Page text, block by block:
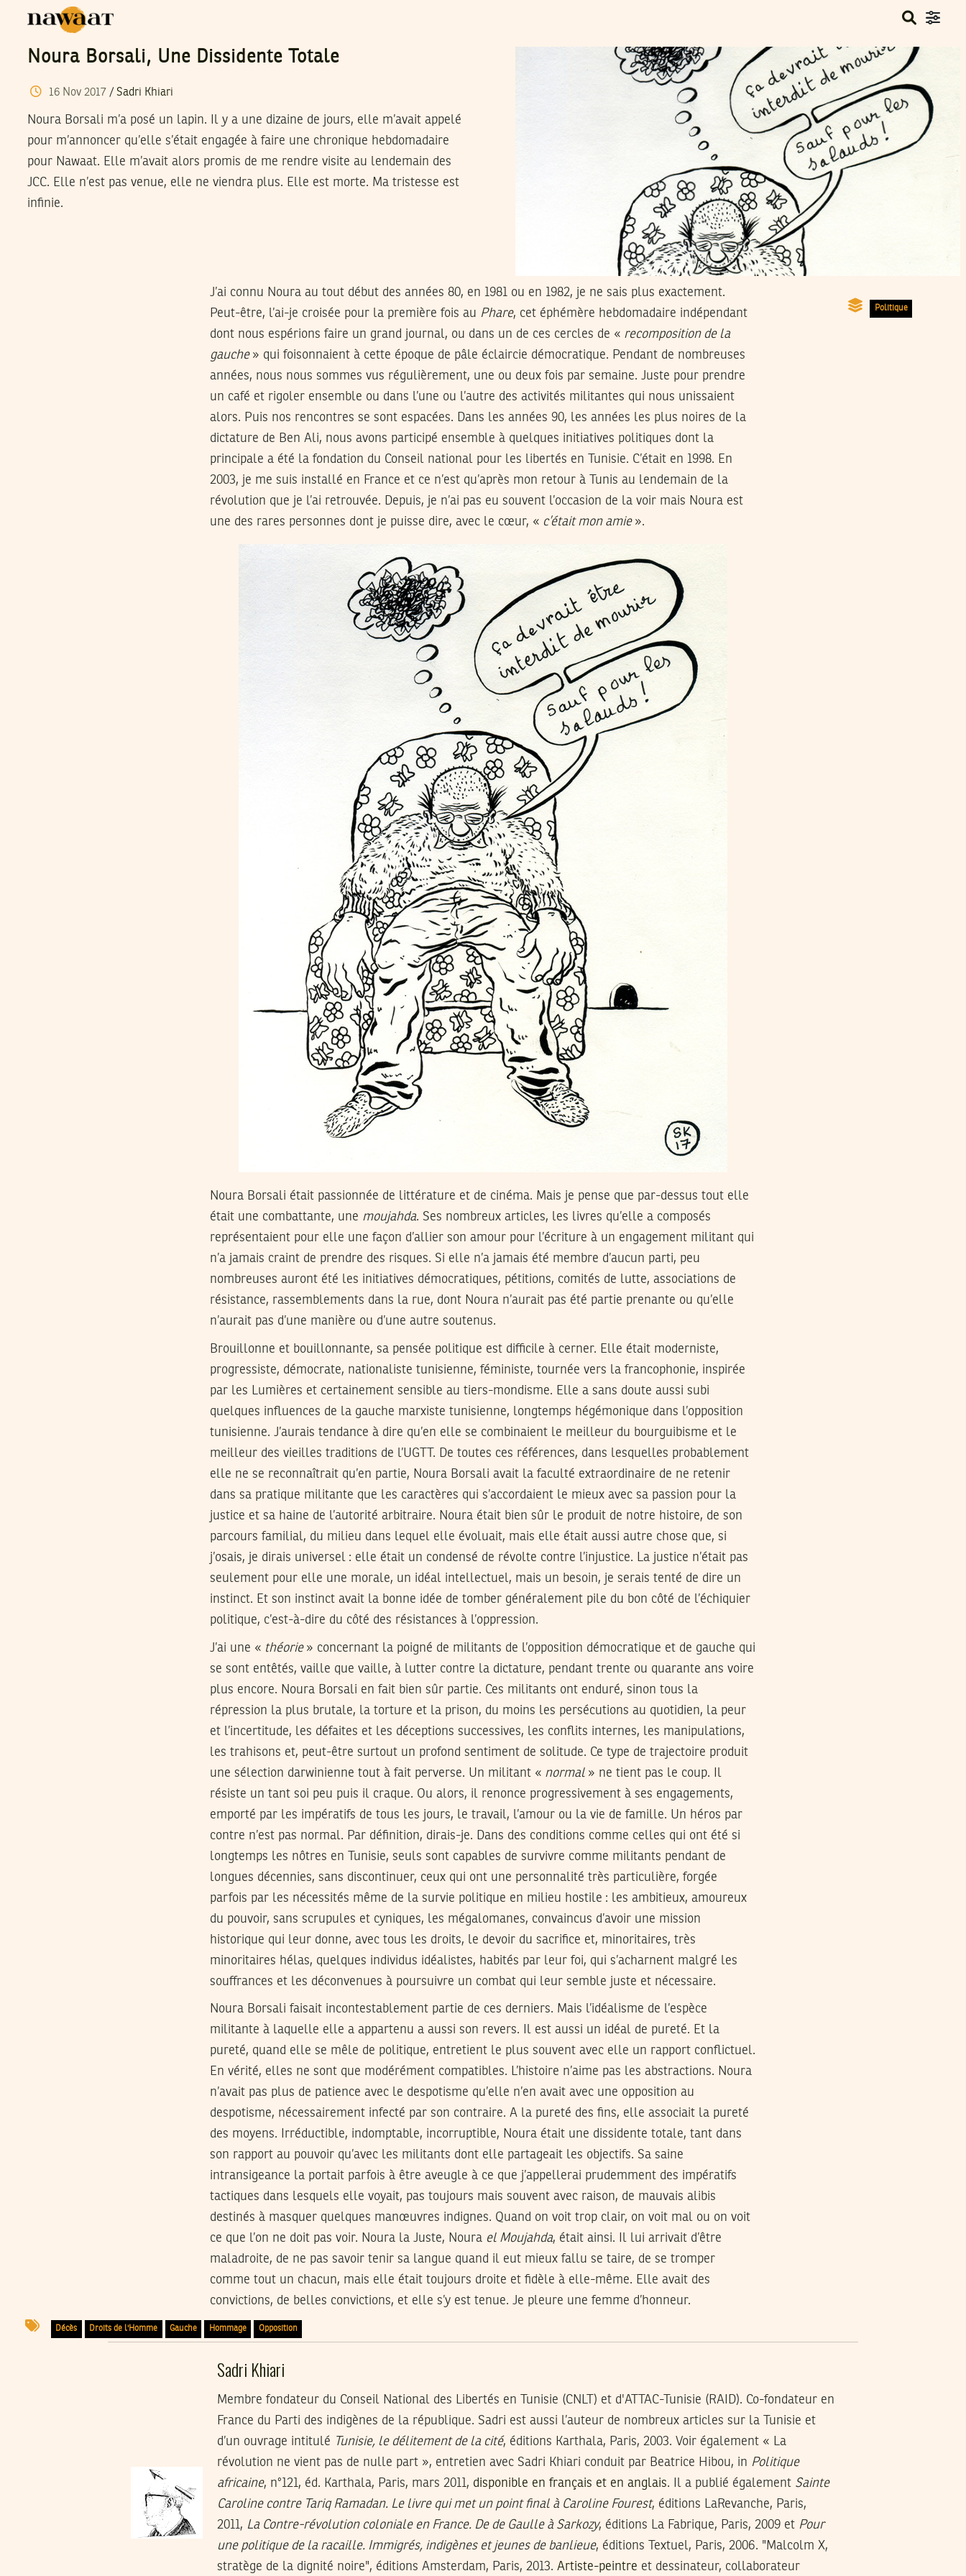
Noura Borsali, Une Dissidente Totale
16 Nov 2017/ Sadri Khiari
Noura Borsali m’a posé un lapin. Il y a une dizaine de jours, elle m’avait appelé
pour m’annoncer qu’elle s’était engagée à faire une chronique hebdomadaire
pour Nawaat. Elle m’avait alors promis de me rendre visite au lendemain des
JCC. Elle n’est pas venue, elle ne viendra plus. Elle est morte. Ma tristesse est
infinie.
Politique
J’ai connu Noura au tout début des années 80, en 1981 ou en 1982, je ne sais plus exactement.
Peut-être, l’ai-je croisée pour la première fois au Phare, cet éphémère hebdomadaire indépendant
dont nous espérions faire un grand journal, ou dans un de ces cercles de « recomposition de la
gauche» qui foisonnaient à cette époque de pâle éclaircie démocratique. Pendant de nombreuses
années, nous nous sommes vus régulièrement, une ou deux fois par semaine. Juste pour prendre
un café et rigoler ensemble ou dans l’une ou l’autre des activités militantes qui nous unissaient
alors. Puis nos rencontres se sont espacées. Dans les années 90, les années les plus noires de la
dictature de Ben Ali, nous avons participé ensemble à quelques initiatives politiques dont la
principale a été la fondation du Conseil national pour les libertés en Tunisie. C’était en 1998. En
2003, je me suis installé en France et ce n’est qu’après mon retour à Tunis au lendemain de la
révolution que je l’ai retrouvée. Depuis, je n’ai pas eu souvent l’occasion de la voir mais Noura est
une des rares personnes dont je puisse dire, avec le cœur, « c’était mon amie».
Noura Borsali était passionnée de littérature et de cinéma. Mais je pense que par-dessus tout elle
était une combattante, une moujahda. Ses nombreux articles, les livres qu’elle a composés
représentaient pour elle une façon d’allier son amour pour l’écriture à un engagement militant qui
n’a jamais craint de prendre des risques. Si elle n’a jamais été membre d’aucun parti, peu
nombreuses auront été les initiatives démocratiques, pétitions, comités de lutte, associations de
résistance, rassemblements dans la rue, dont Noura n’aurait pas été partie prenante ou qu’elle
n’aurait pas d’une manière ou d’une autre soutenus.
Brouillonne et bouillonnante, sa pensée politique est difficile à cerner. Elle était moderniste,
progressiste, démocrate, nationaliste tunisienne, féministe, tournée vers la francophonie, inspirée
par les Lumières et certainement sensible au tiers-mondisme. Elle a sans doute aussi subi
quelques influences de la gauche marxiste tunisienne, longtemps hégémonique dans l’opposition
tunisienne. J’aurais tendance à dire qu’en elle se combinaient le meilleur du bourguibisme et le
meilleur des vieilles traditions de l’UGTT. De toutes ces références, dans lesquelles probablement
elle ne se reconnaîtrait qu’en partie, Noura Borsali avait la faculté extraordinaire de ne retenir
dans sa pratique militante que les caractères qui s’accordaient le mieux avec sa passion pour la
justice et sa haine de l’autorité arbitraire. Noura était bien sûr le produit de notre histoire, de son
parcours familial, du milieu dans lequel elle évoluait, mais elle était aussi autre chose que, si
j’osais, je dirais universel : elle était un condensé de révolte contre l’injustice. La justice n’était pas
seulement pour elle une morale, un idéal intellectuel, mais un besoin, je serais tenté de dire un
instinct. Et son instinct avait la bonne idée de tomber généralement pile du bon côté de l’échiquier
politique, c’est-à-dire du côté des résistances à l’oppression.
J’ai une « théorie» concernant la poigné de militants de l’opposition démocratique et de gauche qui
se sont entêtés, vaille que vaille, à lutter contre la dictature, pendant trente ou quarante ans voire
plus encore. Noura Borsali en fait bien sûr partie. Ces militants ont enduré, sinon tous la
répression la plus brutale, la torture et la prison, du moins les persécutions au quotidien, la peur
et l’incertitude, les défaites et les déceptions successives, les conflits internes, les manipulations,
les trahisons et, peut-être surtout un profond sentiment de solitude. Ce type de trajectoire produit
une sélection darwinienne tout à fait perverse. Un militant « normal » ne tient pas le coup. Il
résiste un tant soi peu puis il craque. Ou alors, il renonce progressivement à ses engagements,
emporté par les impératifs de tous les jours, le travail, l’amour ou la vie de famille. Un héros par
contre n’est pas normal. Par définition, dirais-je. Dans des conditions comme celles qui ont été si
longtemps les nôtres en Tunisie, seuls sont capables de survivre comme militants pendant de
longues décennies, sans discontinuer, ceux qui ont une personnalité très particulière, forgée
parfois par les nécessités même de la survie politique en milieu hostile : les ambitieux, amoureux
du pouvoir, sans scrupules et cyniques, les mégalomanes, convaincus d’avoir une mission
historique qui leur donne, avec tous les droits, le devoir du sacrifice et, minoritaires, très
minoritaires hélas, quelques individus idéalistes, habités par leur foi, qui s’acharnent malgré les
souffrances et les déconvenues à poursuivre un combat qui leur semble juste et nécessaire.
Noura Borsali faisait incontestablement partie de ces derniers. Mais l’idéalisme de l’espèce
militante à laquelle elle a appartenu a aussi son revers. Il est aussi un idéal de pureté. Et la
pureté, quand elle se mêle de politique, entretient le plus souvent avec elle un rapport conflictuel.
En vérité, elles ne sont que modérément compatibles. L’histoire n’aime pas les abstractions. Noura
n’avait pas plus de patience avec le despotisme qu’elle n’en avait avec une opposition au
despotisme, nécessairement infecté par son contraire. A la pureté des fins, elle associait la pureté
des moyens. Irréductible, indomptable, incorruptible, Noura était une dissidente totale, tant dans
son rapport au pouvoir qu’avec les militants dont elle partageait les objectifs. Sa saine
intransigeance la portait parfois à être aveugle à ce que j’appellerai prudemment des impératifs
tactiques dans lesquels elle voyait, pas toujours mais souvent avec raison, de mauvais alibis
destinés à masquer quelques manœuvres indignes. Quand on voit trop clair, on voit mal ou on voit
ce que l’on ne doit pas voir. Noura la Juste, Noura el Moujahda, était ainsi. Il lui arrivait d’être
maladroite, de ne pas savoir tenir sa langue quand il eut mieux fallu se taire, de se tromper
comme tout un chacun, mais elle était toujours droite et fidèle à elle-même. Elle avait des
convictions, de belles convictions, et elle s’y est tenue. Je pleure une femme d’honneur.
Décès Droits de l'Homme Gauche Hommage Opposition
Sadri Khiari
Membre fondateur du Conseil National des Libertés en Tunisie (CNLT) et d'ATTAC-Tunisie (RAID). Co-fondateur en
France du Parti des indigènes de la république. Sadri est aussi l’auteur de nombreux articles sur la Tunisie et
d’un ouvrage intitulé Tunisie, le délitement de la cité, éditions Karthala, Paris, 2003. Voir également « La
révolution ne vient pas de nulle part », entretien avec Sadri Khiari conduit par Beatrice Hibou, in Politique
africaine, n°121, éd. Karthala, Paris, mars 2011, disponible en français et en anglais. Il a publié également Sainte
Caroline contre Tariq Ramadan. Le livre qui met un point final à Caroline Fourest, éditions LaRevanche, Paris,
2011, La Contre-révolution coloniale en France. De de Gaulle à Sarkozy, éditions La Fabrique, Paris, 2009 et Pour
une politique de la racaille. Immigrés, indigènes et jeunes de banlieue, éditions Textuel, Paris, 2006. "Malcolm X,
stratège de la dignité noire", éditions Amsterdam, Paris, 2013.Artiste-peintre et dessinateur, collaborateur